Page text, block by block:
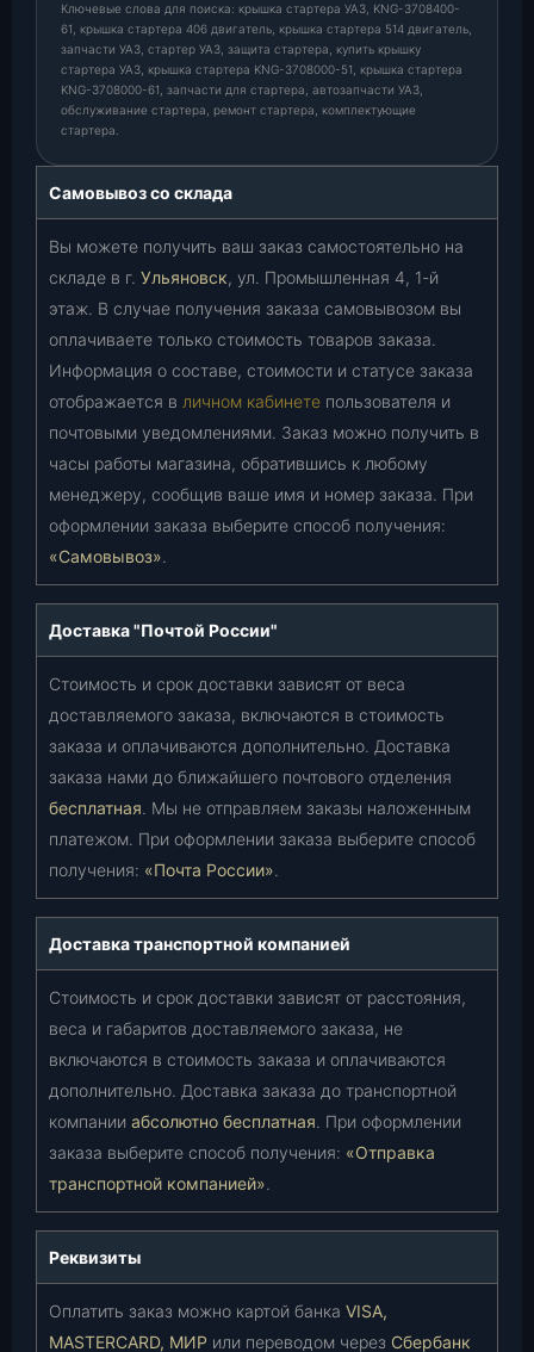
Ключевые слова для поиска: крышка стартера УАЗ, KNG-3708400-
61, крышка стартера 406 двигатель, крышка стартера 514 двигатель,
запчасти УАЗ, стартер УАЗ, защита стартера, купить крышку
стартера УАЗ, крышка стартера KNG-3708000-51, крышка стартера
KNG-3708000-61, запчасти для стартера, автозапчасти УАЗ,
обслуживание стартера, ремонт стартера, комплектующие
стартера.
Самовывоз со склада
Вы можете получить ваш заказ самостоятельно на
складе в г. Ульяновск, ул. Промышленная 4, 1-й
этаж. В случае получения заказа самовывозом вы
оплачиваете только стоимость товаров заказа.
Информация о составе, стоимости и статусе заказа
отображается в личном кабинете пользователя и
почтовыми уведомлениями. Заказ можно получить в
часы работы магазина, обратившись к любому
менеджеру, сообщив ваше имя и номер заказа. При
оформлении заказа выберите способ получения:
«Самовывоз».
Доставка "Почтой России"
Стоимость и срок доставки зависят от веса
доставляемого заказа, включаются в стоимость
заказа и оплачиваются дополнительно. Доставка
заказа нами до ближайшего почтового отделения
бесплатная. Мы не отправляем заказы наложенным
платежом. При оформлении заказа выберите способ
получения: «Почта России».
Доставка транспортной компанией
Стоимость и срок доставки зависят от расстояния,
веса и габаритов доставляемого заказа, не
включаются в стоимость заказа и оплачиваются
дополнительно. Доставка заказа до транспортной
компании абсолютно бесплатная. При оформлении
заказа выберите способ получения: «Отправка
транспортной компанией».
Реквизиты
Оплатить заказ можно картой банка VISA,
MASTERCARD, МИР или переводом через Сбербанк